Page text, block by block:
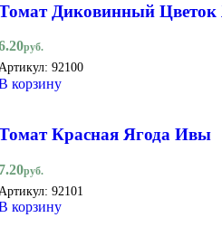
Диковинный
руб.
92100
корзину
Красная Ягода Ивы
руб.
92101
корзину